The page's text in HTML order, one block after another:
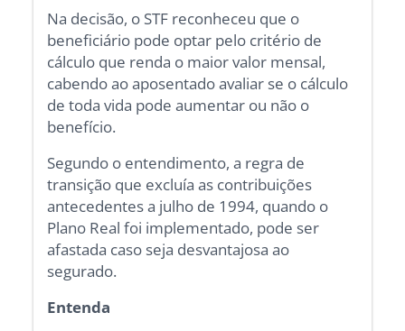
Na decisão, o STF reconheceu que o
beneficiário pode optar pelo critério de
cálculo que renda o maior valor mensal,
cabendo ao aposentado avaliar se o cálculo
de toda vida pode aumentar ou não o
benefício.
Segundo o entendimento, a regra de
transição que excluía as contribuições
antecedentes a julho de 1994, quando o
Plano Real foi implementado, pode ser
afastada caso seja desvantajosa ao
segurado.
Entenda